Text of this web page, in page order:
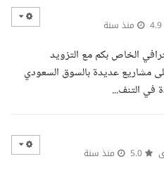
منذ سنة
الخاص بكم مع التزويد
مشاريع عديدة بالسوق السعودي
في التنف...
منذ سنة